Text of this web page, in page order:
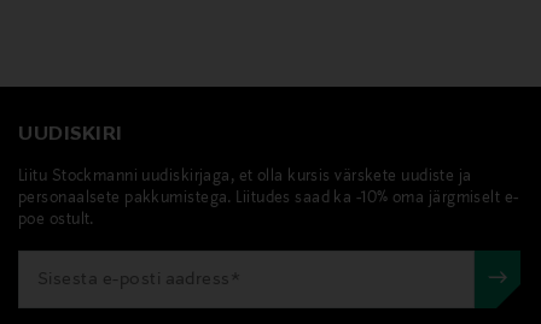
UUDISKIRI
Liitu Stockmanni uudiskirjaga, et olla kursis värskete uudiste ja
personaalsete pakkumistega. Liitudes saad ka -10% oma järgmiselt e-
poe ostult.